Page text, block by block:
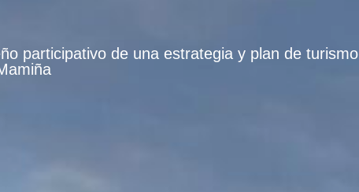
participativo de una estrategia y plan de turismo